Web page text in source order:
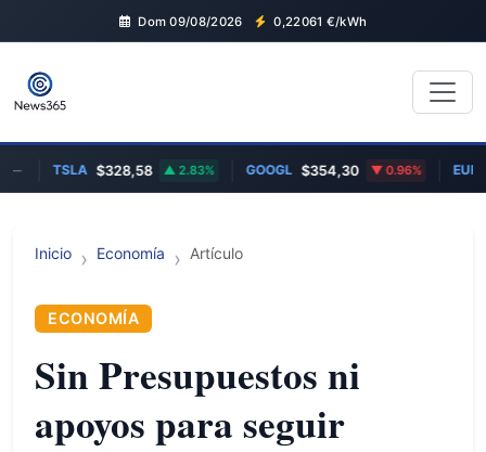
Dom 09/08/2026 0,22061 €/kWh
TSLA $328,58 2.83% GOOGL $354,30 0.96% EUR/
Inicio Economía Artículo
ECONOMÍA
Sin Presupuestos ni
apoyos para seguir